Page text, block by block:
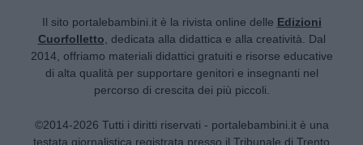
Il sito portalebambini.it è la rivista online delle Edizioni
Cuorfolletto, dedicata alla didattica e alla creatività. Dal
2014, offriamo materiali didattici gratuiti e risorse educative
di alta qualità per supportare genitori e insegnanti nel
percorso di crescita dei più piccoli.
©2014-2026 Tutti i diritti riservati - portalebambini.it è una
testata giornalistica registrata presso il Tribunale di Trento